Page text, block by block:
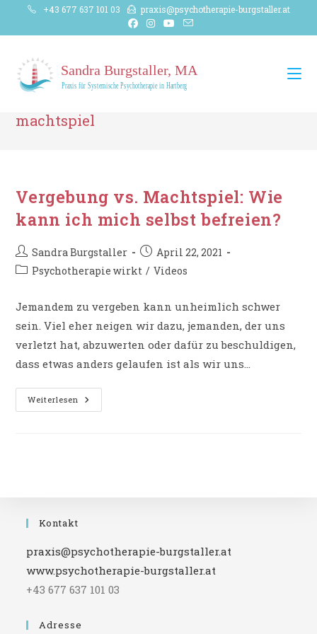
+43 677 637 101 03 praxis@psychotherapie-burgstaller.at
machtspiel
Vergebung vs. Machtspiel: Wie
kann ich mich selbst befreien?
Beitrags-
Autor:
Sandra Burgstaller
Beitrag
veröffentlicht:
April 22, 2021
Beitrags-
Psychotherapie wirkt / Videos
Jemandem zu vergeben kann unheimlich schwer
sein. Viel eher neigen wir dazu, jemanden, der uns
verletzt hat, abzuwerten oder dafür zu beschuldigen,
dass etwas anders gelaufen ist als wir uns…
Weiterlesen Vergebung
Vs.
Kontakt
praxis@psychotherapie-burgstaller.at
www.psychotherapie-burgstaller.at
+43 677 637 101 03
Adresse